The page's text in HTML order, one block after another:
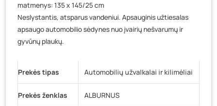
Vilniaus g. 89D, Ukmergė
K. Donelaičio g. 17, Rokiškis
- 0 vienetų
Šaltupės g. 64, Zarasai
matmenys: 135 x 145/25 cm
Neslystantis, atsparus vandeniui. Apsauginis užtiesalas
apsaugo automobilio sėdynes nuo įvairių nešvarumų ir
gyvūnų plaukų.
Prekės tipas Automobilių užvalkalai ir kilimėliai
Prekės ženklas ALBURNUS